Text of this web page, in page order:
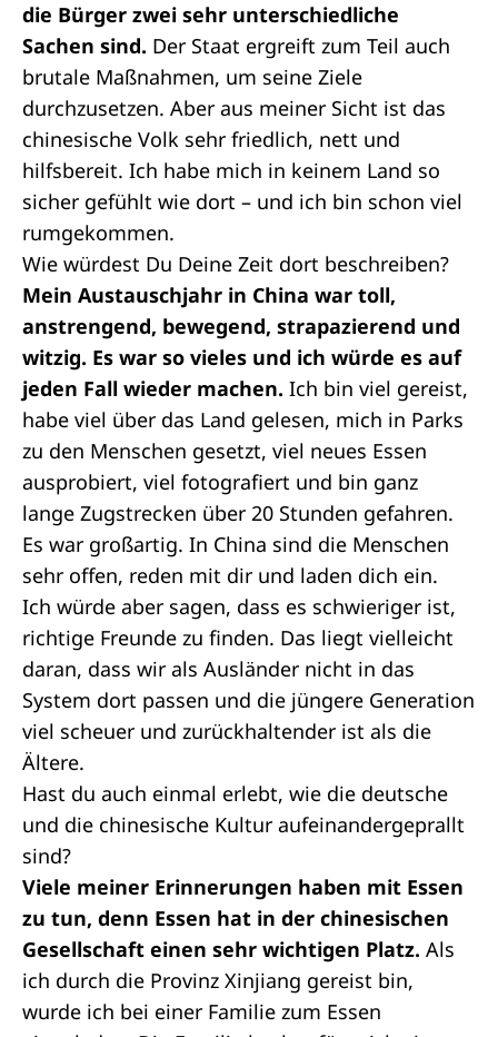
die Bürger zwei sehr unterschiedliche
Sachen sind. Der Staat ergreift zum Teil auch
brutale Maßnahmen, um seine Ziele
durchzusetzen. Aber aus meiner Sicht ist das
chinesische Volk sehr friedlich, nett und
hilfsbereit. Ich habe mich in keinem Land so
sicher gefühlt wie dort – und ich bin schon viel
rumgekommen.
Wie würdest Du Deine Zeit dort beschreiben?
Mein Austauschjahr in China war toll,
anstrengend, bewegend, strapazierend und
witzig. Es war so vieles und ich würde es auf
jeden Fall wieder machen. Ich bin viel gereist,
habe viel über das Land gelesen, mich in Parks
zu den Menschen gesetzt, viel neues Essen
ausprobiert, viel fotografiert und bin ganz
lange Zugstrecken über 20 Stunden gefahren.
Es war großartig. In China sind die Menschen
sehr offen, reden mit dir und laden dich ein.
Ich würde aber sagen, dass es schwieriger ist,
richtige Freunde zu finden. Das liegt vielleicht
daran, dass wir als Ausländer nicht in das
System dort passen und die jüngere Generation
viel scheuer und zurückhaltender ist als die
Ältere.
Hast du auch einmal erlebt, wie die deutsche
und die chinesische Kultur aufeinandergeprallt
sind?
Viele meiner Erinnerungen haben mit Essen
zu tun, denn Essen hat in der chinesischen
Gesellschaft einen sehr wichtigen Platz. Als
ich durch die Provinz Xinjiang gereist bin,
wurde ich bei einer Familie zum Essen